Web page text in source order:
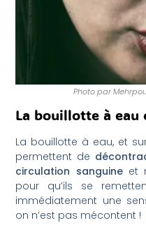
Photo par
La bouillotte à
La bouillotte à eau, et
permettent de
circulation sanguineet
pour qu’ils se
immédiatement une
on n’est pas mécontent !